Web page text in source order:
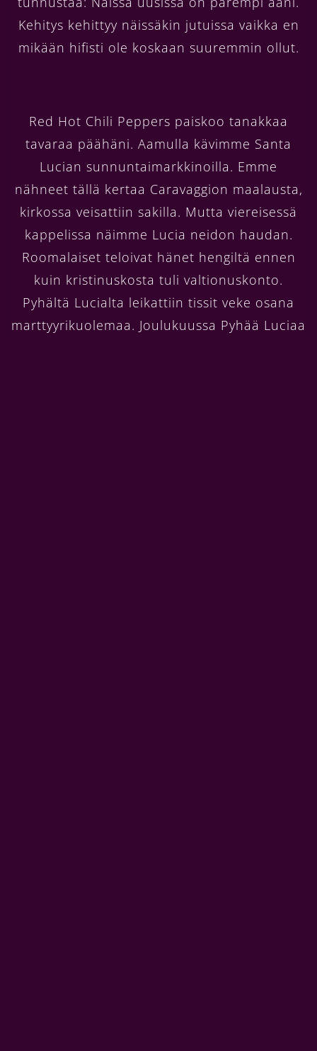
Kehitys kehittyy näissäkin jutuissa vaikka en
mikään hifisti ole koskaan suuremmin ollut.
Red Hot Chili Peppers paiskoo tanakkaa
tavaraa päähäni. Aamulla kävimme Santa
Lucian sunnuntaimarkkinoilla. Emme
nähneet tällä kertaa Caravaggion maalausta,
kirkossa veisattiin sakilla. Mutta viereisessä
kappelissa näimme Lucia neidon haudan.
Roomalaiset teloivat hänet hengiltä ennen
kuin kristinuskosta tuli valtionuskonto.
Pyhältä Lucialta leikattiin tissit veke osana
marttyyrikuolemaa. Joulukuussa Pyhää Luciaa